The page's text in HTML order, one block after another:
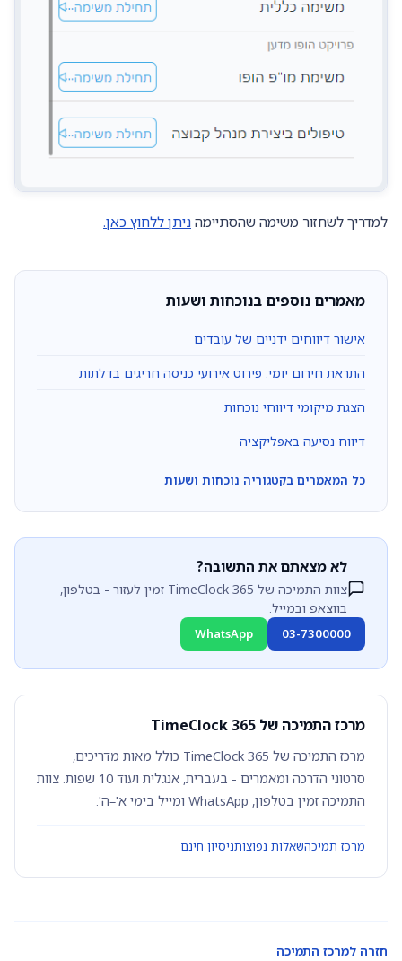
למדריך לשחזור משימה שהסתיימהניתן ללחוץ כאן.
מאמרים נוספים בנוכחות ושעות
אישור דיווחים ידניים של עובדים
התראת חירום יומי: פירוט אירועי כניסה חריגים בדלתות
הצגת מיקומי דיווחי נוכחות
דיווח נסיעה באפליקציה
כל המאמרים בקטגוריה נוכחות ושעות
לא מצאתם את התשובה?
צוות התמיכה של TimeClock 365 זמין לעזור - בטלפון,
בווצאפ ובמייל.
03-7300000
WhatsApp
מרכז התמיכה של TimeClock 365
מרכז התמיכה של TimeClock 365 כולל מאות מדריכים,
סרטוני הדרכה ומאמרים - בעברית, אנגלית ועוד 10 שפות. צוות
התמיכה זמין בטלפון, WhatsApp ומייל בימי א'–ה'.
מרכז תמיכהשאלות נפוצותניסיון חינם
חזרה למרכז התמיכה